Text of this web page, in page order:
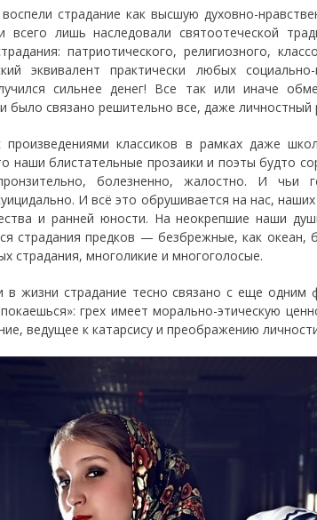
страдание как высшую духовно-
всего лишь наследовали святоотеческой
патриотического, религиозного,
эквивалент практически любых
сильнее денег! Все так или иначе
было связано решительно все, даже личностный
классиков в рамках даже
наши блистательные прозаики и поэты будто
болезненно, жалостно. И чьи
И всё это обрушивается на нас,
и ранней юности. На неокрепшие наши
страдания предков — безбрежные, как океан,
страдания, многоликие и многоголосые.
в жизни страдание тесно связано с еще
грех имеет морально-этическую
ведущее к катарсису и преображению